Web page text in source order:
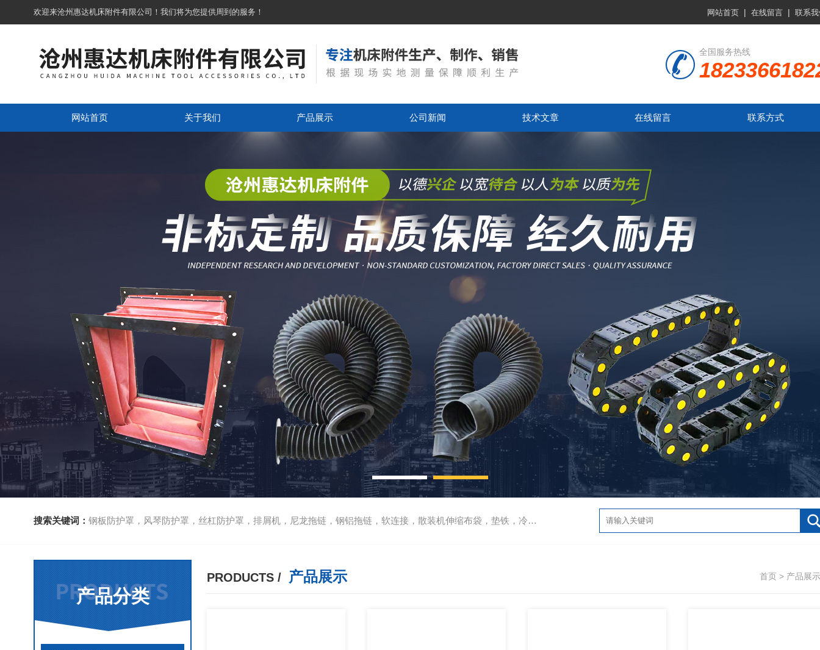
欢迎来沧州惠达机床附件有限公司！我们将为您提供周到的服务！ 网站首页 | 在线留言 | 联系
全国服务热线
网站首页 关于我们 产品展示 公司新闻 技术文章 在线留言 联系方式
搜索关键词： 钢板防护罩，风琴防护罩，丝杠防护罩，排屑机，尼龙拖链，钢铝拖链，软连接，散装机伸缩布袋，垫铁，冷却管，刮屑板
产品分类
PRODUCTS / 产品展示 首页 > 产品展示